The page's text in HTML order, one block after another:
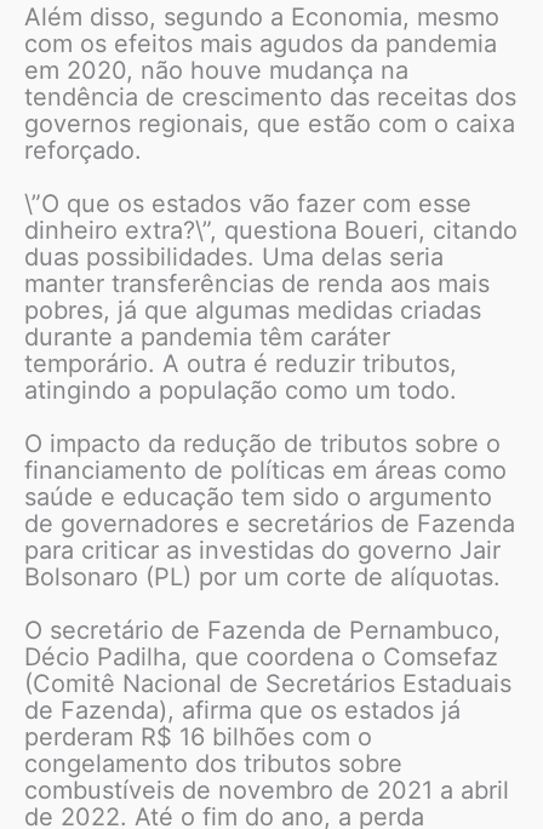
Além disso, segundo a Economia, mesmo
com os efeitos mais agudos da pandemia
em 2020, não houve mudança na
tendência de crescimento das receitas dos
governos regionais, que estão com o caixa
reforçado.
\”O que os estados vão fazer com esse
dinheiro extra?\”, questiona Boueri, citando
duas possibilidades. Uma delas seria
manter transferências de renda aos mais
pobres, já que algumas medidas criadas
durante a pandemia têm caráter
temporário. A outra é reduzir tributos,
atingindo a população como um todo.
O impacto da redução de tributos sobre o
financiamento de políticas em áreas como
saúde e educação tem sido o argumento
de governadores e secretários de Fazenda
para criticar as investidas do governo Jair
Bolsonaro (PL) por um corte de alíquotas.
O secretário de Fazenda de Pernambuco,
Décio Padilha, que coordena o Comsefaz
(Comitê Nacional de Secretários Estaduais
de Fazenda), afirma que os estados já
perderam R$ 16 bilhões com o
congelamento dos tributos sobre
combustíveis de novembro de 2021 a abril
de 2022. Até o fim do ano, a perda